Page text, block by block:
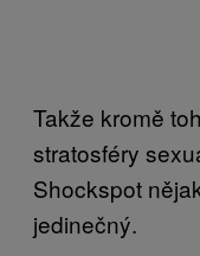
Takže kromě
stratosféry
Shockspot
jedinečný.